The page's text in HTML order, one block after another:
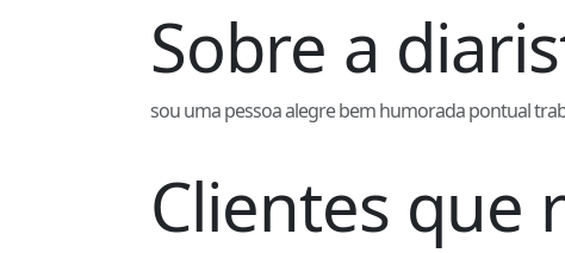
Sobre a
sou uma pessoa alegre bem humorada pontual
Clientes que